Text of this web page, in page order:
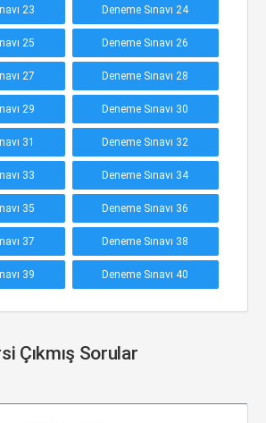
23 Deneme Sınavı 24
25 Deneme Sınavı 26
27 Deneme Sınavı 28
29 Deneme Sınavı 30
31 Deneme Sınavı 32
33 Deneme Sınavı 34
35 Deneme Sınavı 36
37 Deneme Sınavı 38
39 Deneme Sınavı 40
Çıkmış Sorular